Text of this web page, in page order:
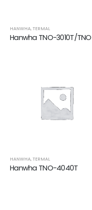
HANWHA,TERMAL
HANWHA,TERMAL
Hanwha TNO-4040T